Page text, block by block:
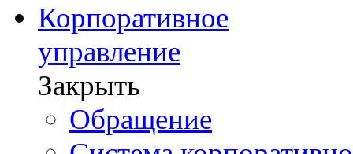
Корпоративное
управление
Закрыть
Обращение